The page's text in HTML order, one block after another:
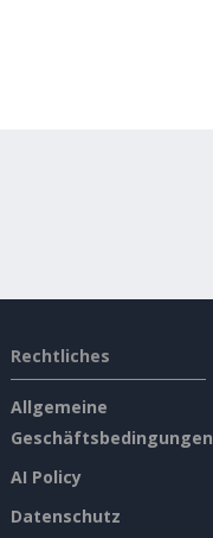
Rechtliches
Allgemeine
Geschäftsbedingungen
AI Policy
Datenschutz